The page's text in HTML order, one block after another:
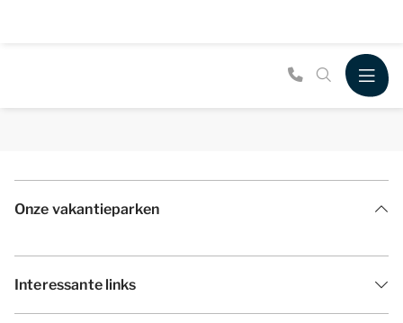
Onze vakantieparken
Interessante links